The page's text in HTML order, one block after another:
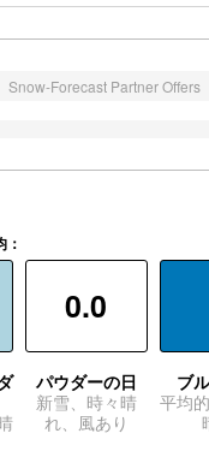
Snow-Forecast Partner Offers
0.0
パウダーの日
新雪、時々晴
れ、風あり
ブ
平均